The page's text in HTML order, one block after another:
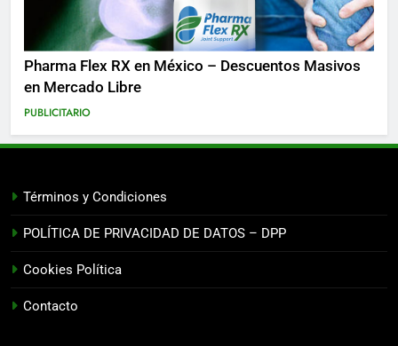
Pharma Flex RX en México – Descuentos Masivos
en Mercado Libre
PUBLICITARIO
Términos y Condiciones
POLÍTICA DE PRIVACIDAD DE DATOS – DPP
Cookies Política
Contacto